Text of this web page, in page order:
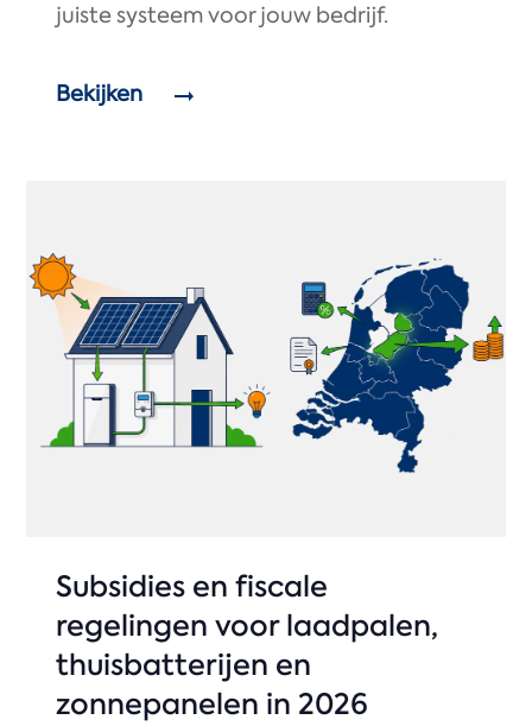
juiste systeem voor jouw bedrijf.
Bekijken
Subsidies en fiscale
regelingen voor laadpalen,
thuisbatterijen en
zonnepanelen in 2026